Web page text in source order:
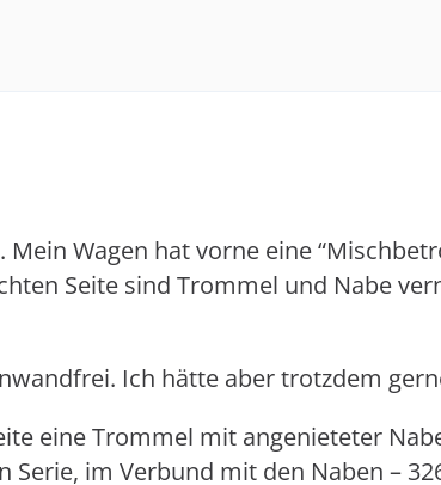
Wagen hat vorne eine
Seite sind Trommel und Nabe
Ich hätte aber trotzdem
eine Trommel mit angenieteter
im Verbund mit den Naben –